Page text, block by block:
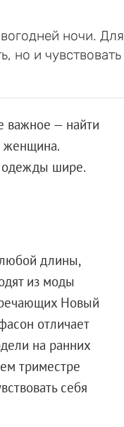
ночи. Для
но и чувствовать
важное — найти
женщина.
одежды шире.
длины,
из моды
Новый
отличает
на ранних
триместре
себя